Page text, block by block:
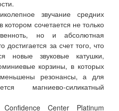
звучание средних
котором сочетается не только
но и абсолютная
достигается за счет того, что
новые звуковые катушки,
корзины, в которых
резонансы, а для
магниево-силикатный
Center Platinum